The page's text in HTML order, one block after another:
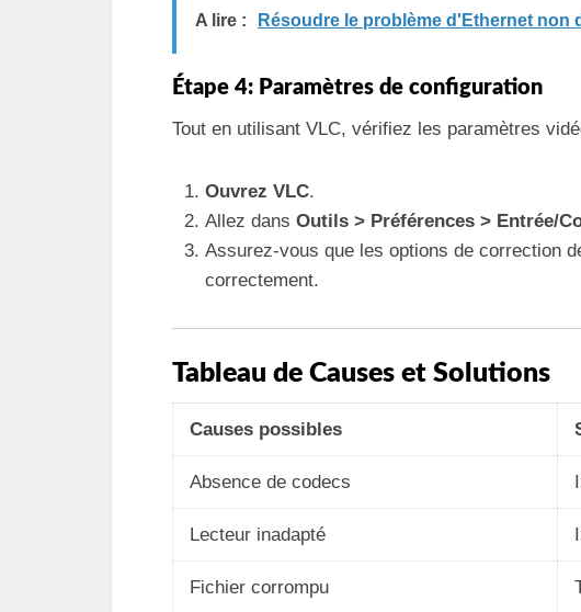
A lire : Résoudre le problème d'Ethernet
Étape 4: Paramètres de configuration
Tout en utilisant VLC, vérifiez les paramètres
Ouvrez VLC.
Allez dans Outils > Préférences > Entrée/
Assurez-vous que les options de correction
correctement.
Tableau de Causes et Solutions
Causes possibles
Absence de codecs
Lecteur inadapté
Fichier corrompu